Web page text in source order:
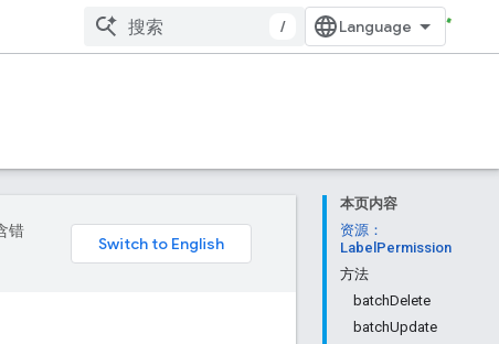
/
本页内容
资源：
LabelPermission
方法
batchDelete
batchUpdate
错